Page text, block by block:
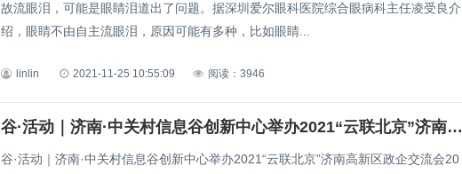
故流眼泪，可能是眼睛泪道出了问题。据深圳爱尔眼科医院综合眼病科主任凌受良介
绍，眼睛不由自主流眼泪，原因可能有多种，比如眼睛...
linlin 2021-11-25 10:55:09 阅读：3946
谷·活动｜济南·中关村信息谷创新中心举办2021“云联北京”济南高新区政企交流会
谷·活动｜济南·中关村信息谷创新中心举办2021“云联北京”济南高新区政企交流会20